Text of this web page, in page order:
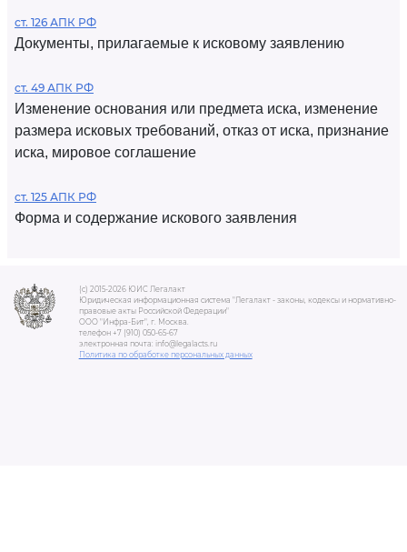
ст. 126 АПК РФ
Документы, прилагаемые к исковому заявлению
ст. 49 АПК РФ
Изменение основания или предмета иска, изменение
размера исковых требований, отказ от иска, признание
иска, мировое соглашение
ст. 125 АПК РФ
Форма и содержание искового заявления
(c) 2015-2026 ЮИС Легалакт
Юридическая информационная система "Легалакт - законы, кодексы и нормативно-
правовые акты Российской Федерации"
ООО "Инфра-Бит", г. Москва.
телефон +7 (910) 050-65-67
электронная почта: info@legalacts.ru
Политика по обработке персональных данных